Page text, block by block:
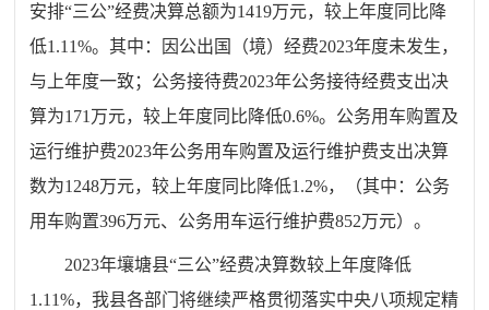
安排“三公”经费决算总额为1419万元，较上年度同比降
低1.11%。其中：因公出国（境）经费2023年度未发生，
与上年度一致；公务接待费2023年公务接待经费支出决
算为171万元，较上年度同比降低0.6%。公务用车购置及
运行维护费2023年公务用车购置及运行维护费支出决算
数为1248万元，较上年度同比降低1.2%，（其中：公务
用车购置396万元、公务用车运行维护费852万元）。
2023年壤塘县“三公”经费决算数较上年度降低
1.11%，我县各部门将继续严格贯彻落实中央八项规定精